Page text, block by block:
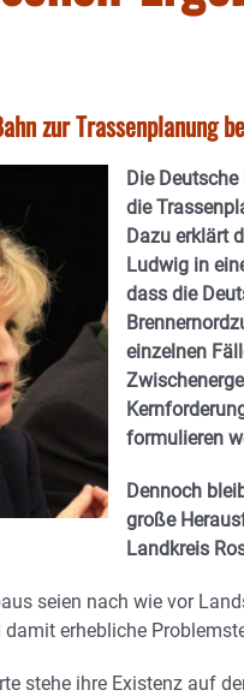
zur Trassenplanung
Die
die
Dazu erklärt
Ludwig in
dass die
einzelnen
formulieren
Dennoch
große
Landkreis
seien nach wie vor
erhebliche
stehe ihre Existenz auf